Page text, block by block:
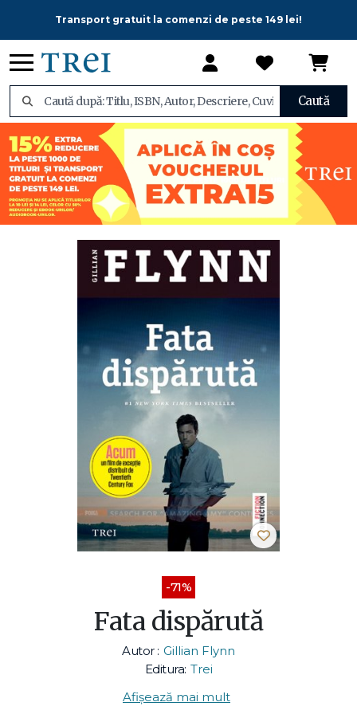
Transport gratuit la comenzi de peste 149 lei!
Caută
-71%
Fata dispărută
Autor : Gillian Flynn
Editura: Trei
Afișează mai mult